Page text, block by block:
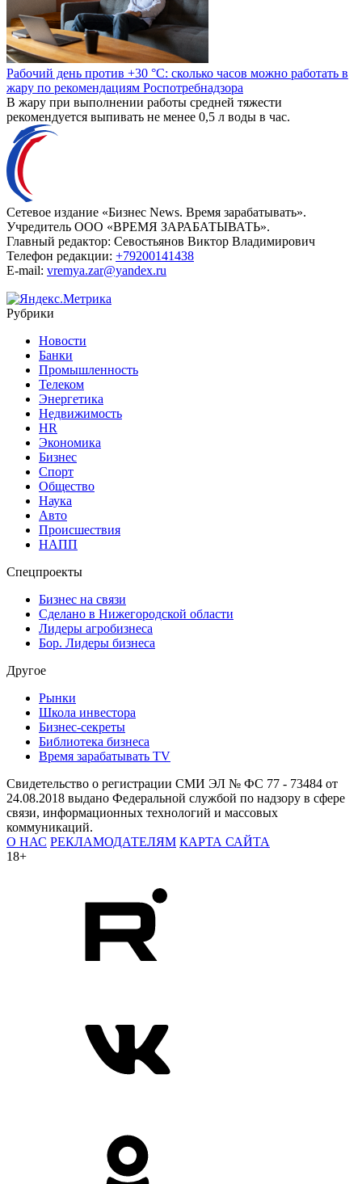
Рабочий день против +30 °C: сколько часов можно работать в
жару по рекомендациям Роспотребнадзора
В жару при выполнении работы средней тяжести
рекомендуется выпивать не менее 0,5 л воды в час.
Сетевое издание «Бизнес News. Время зарабатывать».
Учредитель ООО «ВРЕМЯ ЗАРАБАТЫВАТЬ».
Главный редактор: Севостьянов Виктор Владимирович
Телефон редакции: +79200141438
E-mail: vremya.zar@yandex.ru
Рубрики
Новости
Банки
Промышленность
Телеком
Энергетика
Недвижимость
HR
Экономика
Бизнес
Спорт
Общество
Наука
Авто
Происшествия
НАПП
Спецпроекты
Бизнес на связи
Сделано в Нижегородской области
Лидеры агробизнеса
Бор. Лидеры бизнеса
Другое
Рынки
Школа инвестора
Бизнес-секреты
Библиотека бизнеса
Время зарабатывать TV
Свидетельство о регистрации СМИ ЭЛ № ФС 77 - 73484 от
24.08.2018 выдано Федеральной службой по надзору в сфере
связи, информационных технологий и массовых
коммуникаций.
О НАС РЕКЛАМОДАТЕЛЯМ КАРТА САЙТА
18+